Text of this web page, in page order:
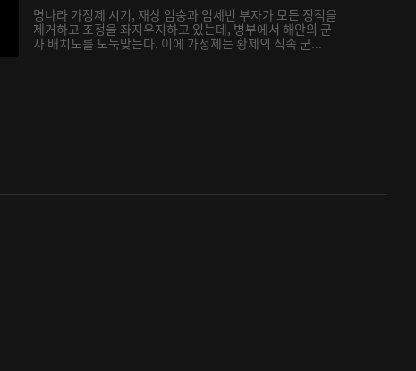
명나라 가정제 시기, 재상 엄숭과 엄세번 부자가 모든 정적을
제거하고 조정을 좌지우지하고 있는데, 병부에서 해안의 군
사 배치도를 도둑맞는다. 이에 가정제는 황제의 직속 군...